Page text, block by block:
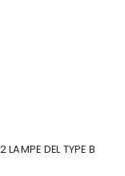
DEL TYPE B